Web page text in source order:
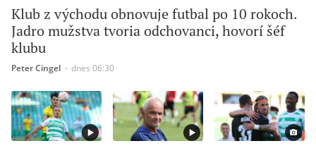
Klub z východu obnovuje futbal po 10 rokoch.
Jadro mužstva tvoria odchovanci, hovorí šéf
klubu
Peter Cingel ∙ dnes 06:30